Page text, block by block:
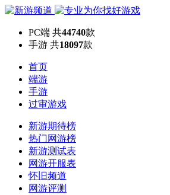
PC端 共44740款
手游 共18097款
首页
端游
手游
过审游戏
新游期待榜
热门网游榜
新游测试表
网游开服表
怀旧频道
网游评测